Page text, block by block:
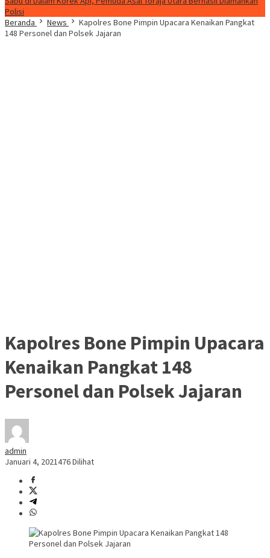
Polisi
Beranda
News
Kapolres Bone Pimpin Upacara Kenaikan Pangkat
148 Personel dan Polsek Jajaran
Kapolres Bone Pimpin Upacara
Kenaikan Pangkat 148
Personel dan Polsek Jajaran
admin
Januari 4, 2021476 Dilihat